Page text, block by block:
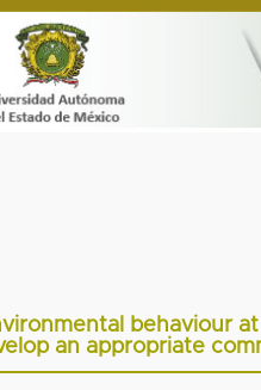
behaviour
an appropriate